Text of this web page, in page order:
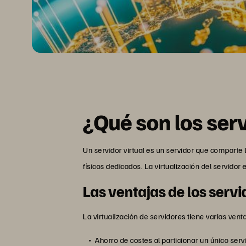
¿Qué son los
Un servidor virtual es un servidor que
físicos dedicados. La virtualización del servidor
Las ventajas de los
La virtualización de servidores tiene varias
Ahorro de costes al particionar un único